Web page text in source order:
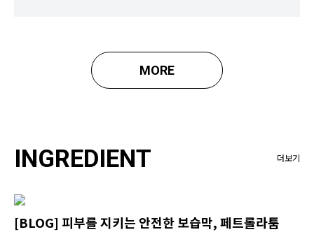
MORE
INGREDIENT 더보기
[BLOG] 피부를 지키는 안전한 보습막, 페트롤라툼